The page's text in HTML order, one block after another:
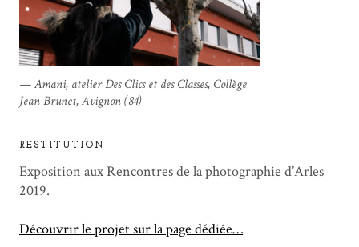
Amani, atelier Des Clics et des Classes, Collège
Jean Brunet, Avignon (84)
RESTITUTION
Exposition aux Rencontres de la photographie d’Arles
2019.
Découvrir le projet sur la page dédiée…